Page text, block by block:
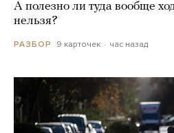
А полезно ли туда вообще
нельзя?
РАЗБОР 9 карточек час назад